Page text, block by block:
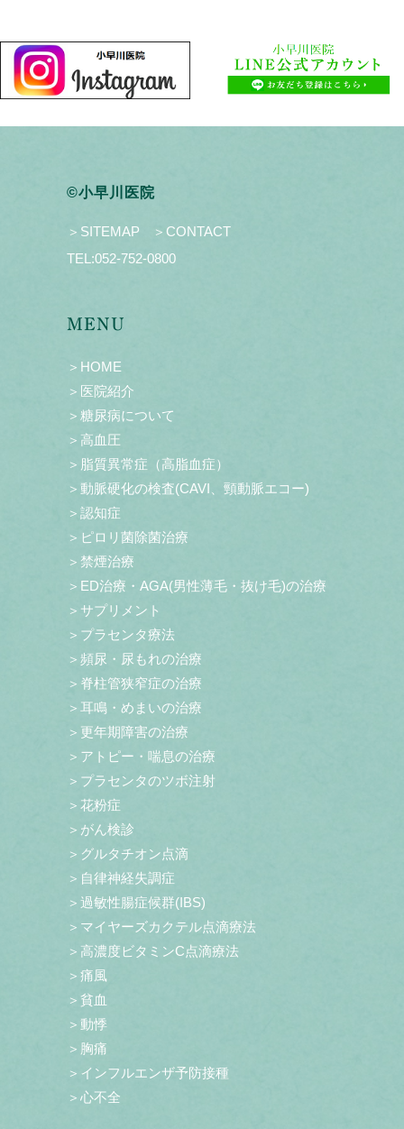
©小早川医院
＞SITEMAP
＞CONTACT
TEL:052-752-0800
MENU
＞HOME
＞医院紹介
＞糖尿病について
＞高血圧
＞脂質異常症（高脂血症）
＞動脈硬化の検査(CAVI、頸動脈エコー)
＞認知症
＞ピロリ菌除菌治療
＞禁煙治療
＞ED治療・AGA(男性薄毛・抜け毛)の治療
＞サプリメント
＞プラセンタ療法
＞頻尿・尿もれの治療
＞脊柱管狭窄症の治療
＞耳鳴・めまいの治療
＞更年期障害の治療
＞アトピー・喘息の治療
＞プラセンタのツボ注射
＞花粉症
＞がん検診
＞グルタチオン点滴
＞自律神経失調症
＞過敏性腸症候群(IBS)
＞マイヤーズカクテル点滴療法
＞高濃度ビタミンC点滴療法
＞痛風
＞貧血
＞動悸
＞胸痛
＞インフルエンザ予防接種
＞心不全